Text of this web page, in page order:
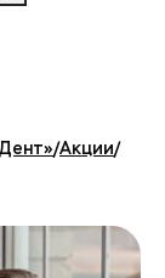
/Акции/